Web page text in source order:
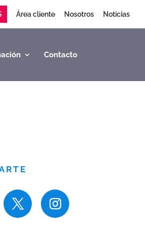
Área cliente Nosotros Noticias
Contacto